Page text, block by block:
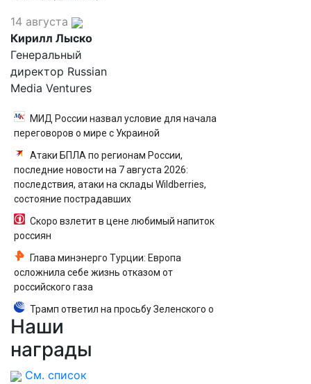
14 августа
Кирилл Лыско
Генеральный
директор Russian
Media Ventures
МИД России назвал условие для начала
переговоров о мире с Украиной
Атаки БПЛА по регионам России,
последние новости на 7 августа 2026:
последствия, атаки на склады Wildberries,
состояние пострадавших
Скоро взлетит в цене любимый напиток
россиян
Глава минэнерго Турции: Европа
осложнила себе жизнь отказом от
российского газа
Трамп ответил на просьбу Зеленского о
поставках противоракет
Наши
награды
См. список